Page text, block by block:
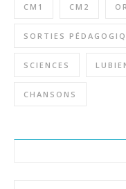
CM1 CM2
SORTIES
SCIENCES
CHANSONS